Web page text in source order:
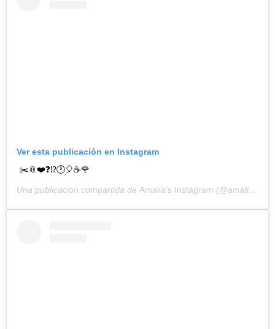
Ver esta publicación en Instagram
✂️📎❤️❓⁉️🕐🎈☕️🌹
Una publicación compartida de Amalia's Instagram (@amaliaulman) el